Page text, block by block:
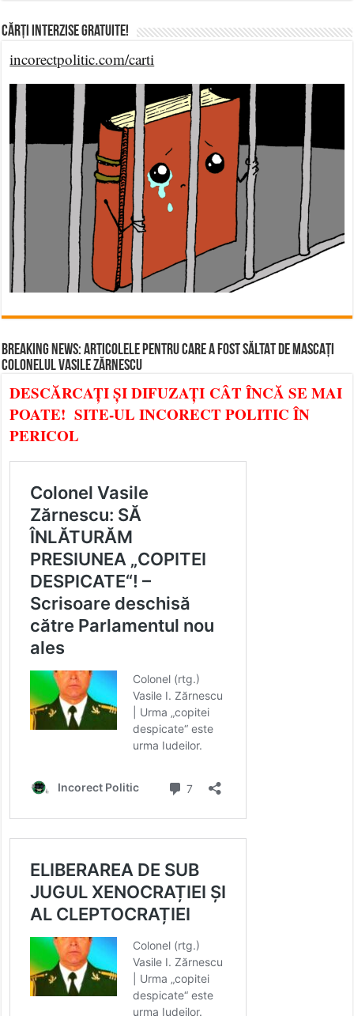
Cărți Interzise Gratuite!
incorectpolitic.com/carti
BREAKING NEWS: ARTICOLELE PENTRU CARE A FOST SĂLTAT DE MASCAȚI
COLONELUL VASILE ZĂRNESCU
DESCĂRCAȚI ȘI DIFUZAȚI CÂT ÎNCĂ SE MAI
POATE! SITE-UL INCORECT POLITIC ÎN
PERICOL